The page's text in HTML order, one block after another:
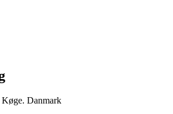
Køge. Danmark